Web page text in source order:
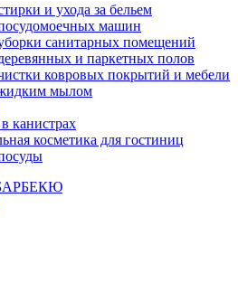
и ухода за бельем
машин
санитарных помещений
и паркетных полов
ковровых покрытий и мебели
мылом
канистрах
косметика для гостиниц